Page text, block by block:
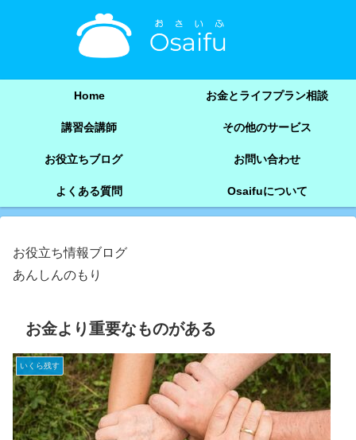
Home お金とライフプラン相談
講習会講師 その他のサービス
お役立ちブログ お問い合わせ
よくある質問 Osaifuについて
お役立ち情報ブログ
あんしんのもり
お金より重要なものがある
いくら残す